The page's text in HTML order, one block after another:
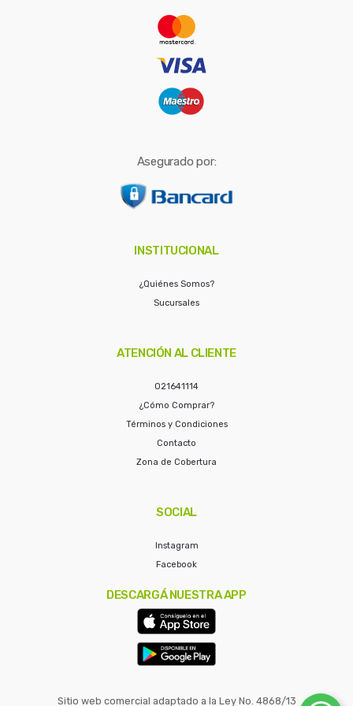
Asegurado por:
INSTITUCIONAL
¿Quiénes Somos?
Sucursales
ATENCIÓN AL CLIENTE
021641114
¿Cómo Comprar?
Términos y Condiciones
Contacto
Zona de Cobertura
SOCIAL
Instagram
Facebook
DESCARGÁ NUESTRA APP
Sitio web comercial adaptado a la Ley No. 4868/13